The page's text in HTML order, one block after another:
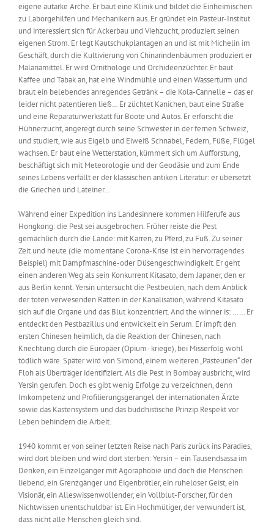
eigene autarke Arche. Er baut eine Klinik und bildet die Einheimischen
zu Laborgehilfen und Mechanikern aus. Er gründet ein Pasteur-Institut
und interessiert sich für Ackerbau und Viehzucht, produziert seinen
eigenen Strom. Er legt Kautschukplantagen an und ist mit Michelin im
Geschäft, durch die Kultivierung von Chinarindenbäumen produziert er
Malariamittel. Er wird Ornithologe und Orchideenzüchter. Er baut
Kaffee und Tabak an, hat eine Windmühle und einen Wasserturm und
braut ein belebendes anregendes Getränk – die Kola-Cannelle – das er
leider nicht patentieren ließ… Er züchtet Kanichen, baut eine Straße
und eine Reparaturwerkstatt für Boote und Autos. Er erforscht die
Hühnerzucht, angeregt durch seine Schwester in der fernen Schweiz,
und studiert, wie aus Eigelb und Eiweiß Schnabel, Federn, Füße, Flügel
wachsen. Er baut eine Wetterstation, kümmert sich um Aufforstung,
beschäftigt sich mit Meteorologie und der Geodäsie und zum Ende
seines Lebens verfällt er der klassischen antiken Literatur: er übersetzt
die Griechen und Lateiner…
Während einer Expedition ins Landesinnere kommen Hilferufe aus
Hongkong: die Pest sei ausgebrochen. Früher reiste die Pest
gemächlich durch die Lande: mit Karren, zu Pferd, zu Fuß. Zu seiner
Zeit und heute (die momentane Corona-Krise ist ein hervorragendes
Beispiel) mit Dampfmaschine-oder Düsengeschwindigkeit. Er geht
einen anderen Weg als sein Konkurrent Kitasato, dem Japaner, den er
aus Berlin kennt. Yersin untersucht die Pestbeulen, nach dem Anblick
der toten verwesenden Ratten in der Kanalisation, während Kitasato
sich auf die Organe und das Blut konzentriert. And the winner is: …… Er
entdeckt den Pestbazillus und entwickelt ein Serum. Er impft den
ersten Chinesen heimlich, da die Reaktion der Chinesen, nach
Knechtung durch die Europäer (Opium- kriege), bei Misserfolg wohl
tödlich wäre. Später wird von Simond, einem weiteren „Pasteurien“ der
Floh als Überträger identifiziert. Als die Pest in Bombay ausbricht, wird
Yersin gerufen. Doch es gibt wenig Erfolge zu verzeichnen, denn
Imkompetenz und Profilierungsgerangel der internationalen Ärzte
sowie das Kastensystem und das buddhistische Prinzip Respekt vor
Leben behindern die Arbeit.
1940 kommt er von seiner letzten Reise nach Paris zurück ins Paradies,
wird dort bleiben und wird dort sterben: Yersin – ein Tausendsassa im
Denken, ein Einzelgänger mit Agoraphobie und doch die Menschen
liebend, ein Grenzgänger und Eigenbrötler, ein ruheloser Geist, ein
Visionär, ein Alleswissenwollender, ein Vollblut-Forscher, für den
Nichtwissen unentschuldbar ist. Ein Hochmütiger, der verwundert ist,
dass nicht alle Menschen gleich sind.